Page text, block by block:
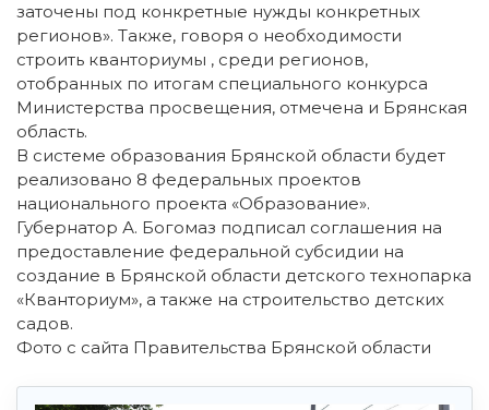
заточены под конкретные нужды конкретных
регионов». Также, говоря о необходимости
строить кванториумы , среди регионов,
отобранных по итогам специального конкурса
Министерства просвещения, отмечена и Брянская
область.
В системе образования Брянской области будет
реализовано 8 федеральных проектов
национального проекта «Образование».
Губернатор А. Богомаз подписал соглашения на
предоставление федеральной субсидии на
создание в Брянской области детского технопарка
«Кванториум», а также на строительство детских
садов.
Фото с сайта Правительства Брянской области